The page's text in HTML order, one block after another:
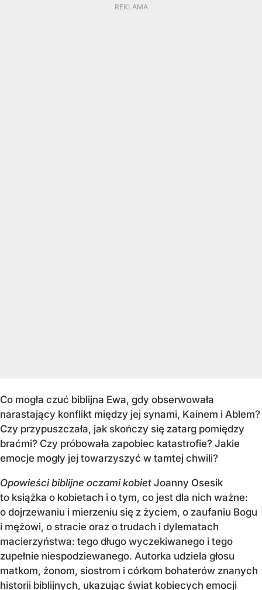
Co mogła czuć biblijna Ewa, gdy obserwowała
narastający konflikt między jej synami, Kainem i Ablem?
Czy przypuszczała, jak skończy się zatarg pomiędzy
braćmi? Czy próbowała zapobiec katastrofie? Jakie
emocje mogły jej towarzyszyć w tamtej chwili?
Opowieści biblijne oczami kobiet Joanny Osesik
to książka o kobietach i o tym, co jest dla nich ważne:
o dojrzewaniu i mierzeniu się z życiem, o zaufaniu Bogu
i mężowi, o stracie oraz o trudach i dylematach
macierzyństwa: tego długo wyczekiwanego i tego
zupełnie niespodziewanego. Autorka udziela głosu
matkom, żonom, siostrom i córkom bohaterów znanych
historii biblijnych, ukazując świat kobiecych emocji